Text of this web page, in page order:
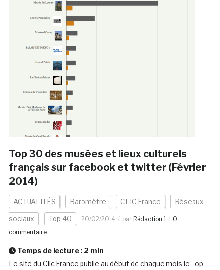
Top 30 des musées et lieux culturels
français sur facebook et twitter (Février
2014)
ACTUALITÉS Barométre CLIC France Réseaux
sociaux Top 40 20/02/2014 par Rédaction 1
0
commentaire
Temps de lecture : 2 min
Le site du Clic France publie au début de chaque mois le Top